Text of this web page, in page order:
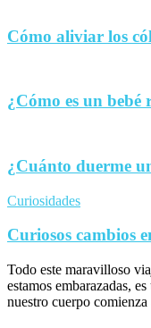
Cómo aliviar los
¿Cómo es un bebé
¿Cuánto duerme
Curiosidades
Curiosos cambios
Todo este maravilloso
estamos embarazadas,
nuestro cuerpo